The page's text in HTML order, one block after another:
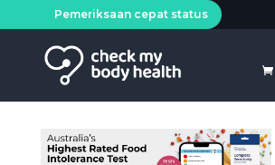
Pemeriksaan cepat status